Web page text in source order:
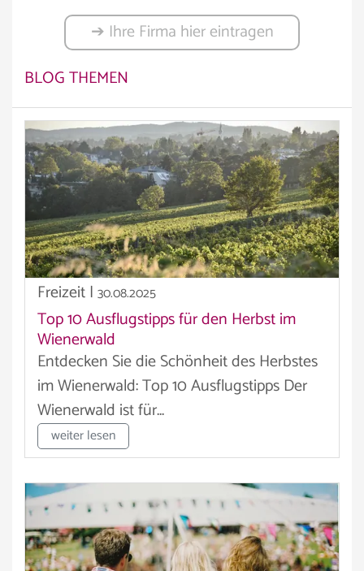
➔ Ihre Firma hier eintragen
BLOG THEMEN
Freizeit | 30.08.2025
Top 10 Ausflugstipps für den Herbst im
Wienerwald
Entdecken Sie die Schönheit des Herbstes
im Wienerwald: Top 10 Ausflugstipps Der
Wienerwald ist für...
weiter lesen